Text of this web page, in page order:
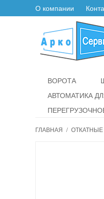
О компании
ВОРОТА
АВТОМАТИКА
ГЛАВНАЯ /